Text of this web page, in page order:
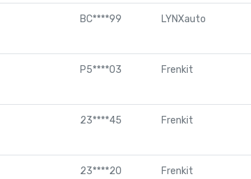
BC****99 LYNXauto
P5****03 Frenkit
23****45 Frenkit
23****20 Frenkit